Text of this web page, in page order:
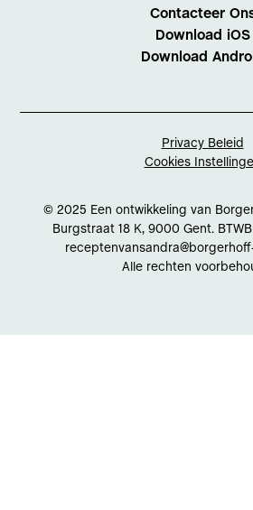
Contacteer
Download iOS
Download
© 2025 Een ontwikkeling van
Burgstraat 18 K, 9000 Gent.
Alle rechten
Privacy Beleid
Cookies